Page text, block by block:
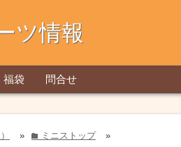
ツ情報
福袋 問合せ
» folder ミニストップ »